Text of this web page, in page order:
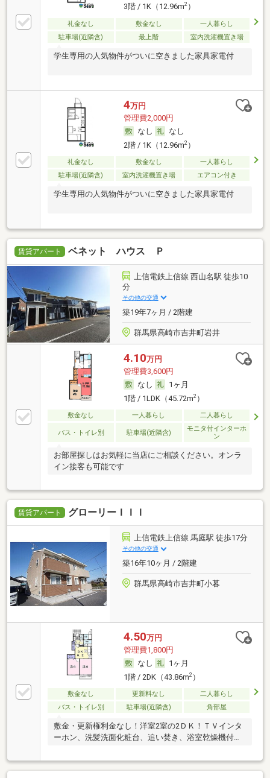
3階 / 1K（12.96m2）
礼金なし 敷金なし
一人暮らし
駐車場(近隣含)
最上階 室内洗濯機置き場
学生専用の人気物件がついに空きました家具家電付
4万円
管理費2,000円
なし
なし
2階 / 1K（12.96m2）
礼金なし 敷金なし
一人暮らし
駐車場(近隣含)
室内洗濯機置き場 エアコン付き
学生専用の人気物件がついに空きました家具家電付
賃貸アパート ベネット ハウス Ｐ
上信電鉄上信線 西山名駅 徒歩10
分
その他の交通
築19年7ヶ月 / 2階建
群馬県高崎市吉井町岩井
4.10万円
管理費3,600円
なし
1ヶ月
1階 / 1LDK（45.72m2）
敷金なし 一人暮らし 二人暮らし
バス・トイレ別 駐車場(近隣含)
モニタ付インターホ
ン
お部屋探しはお気軽に当店にご相談ください。オンラ
イン接客も可能です
賃貸アパート グローリーＩＩＩ
上信電鉄上信線 馬庭駅 徒歩17分
その他の交通
築16年10ヶ月 / 2階建
群馬県高崎市吉井町小暮
4.50万円
管理費1,800円
なし
1ヶ月
1階 / 2DK（43.86m2）
敷金なし 更新料なし
二人暮らし
バス・トイレ別
駐車場(近隣含) 角部屋
敷金・更新権利金なし！洋室2室の2ＤＫ！ＴＶインタ
ーホン、洗髪洗面化粧台、追い焚き、浴室乾燥機付